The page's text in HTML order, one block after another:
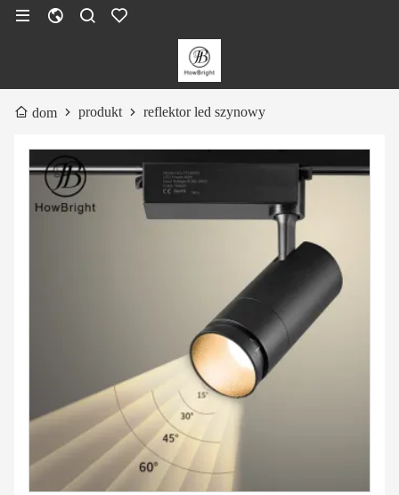
dom produkt reflektor led szynowy